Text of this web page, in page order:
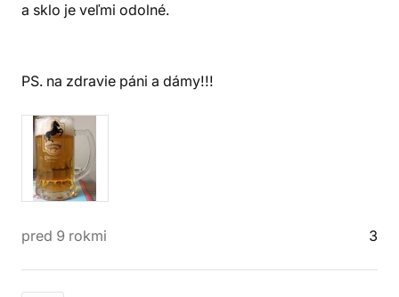
a sklo je veľmi odolné.
PS. na zdravie páni a dámy!!!
pred 9 rokmi 3